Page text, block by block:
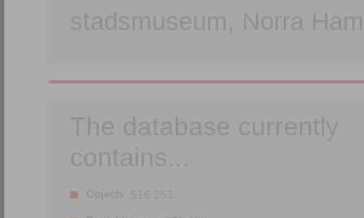
stadsmuseum, Norra
The database currently
contains...
Objects 516 253.